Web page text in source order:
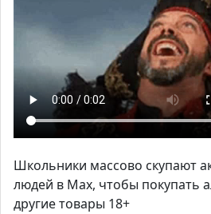
Школьники массово скупают
людей в Max, чтобы покупать
другие товары 18+